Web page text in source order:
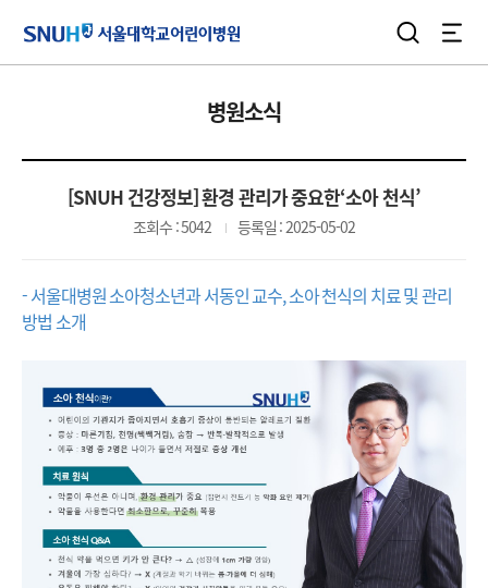
검색
병원소식
[SNUH 건강정보] 환경 관리가 중요한‘소아 천식’
조회수 : 5042 등록일 : 2025-05-02
- 서울대병원 소아청소년과 서동인 교수, 소아 천식의 치료 및 관리
방법 소개